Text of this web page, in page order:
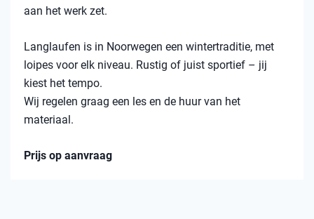
aan het werk zet.
Langlaufen is in Noorwegen een wintertraditie, met
loipes voor elk niveau. Rustig of juist sportief – jij
kiest het tempo.
Wij regelen graag een les en de huur van het
materiaal.
Prijs op aanvraag